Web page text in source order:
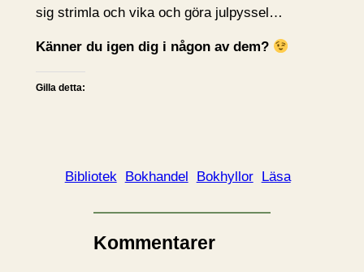
sig strimla och vika och göra julpyssel…
Känner du igen dig i någon av dem?
Gilla detta:
Bibliotek Bokhandel Bokhyllor Läsa
Kommentarer